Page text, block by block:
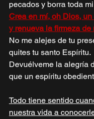
pecados y borra toda
Crea en mí, oh Dios,
y renueva la firmeza de
No me alejes de tu
quites tu santo Espíritu.
Devuélveme la alegría
que un espíritu
Todo tiene sentido
nuestra vida a